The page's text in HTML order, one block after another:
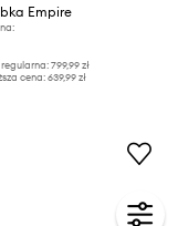
Empire
799,99 zł
cena:639,99 zł